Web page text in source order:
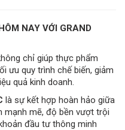
NAY VỚI GRAND
chỉ giúp thực phẩm
ưu quy trình chế biến, giảm
quả kinh doanh.
là sự kết hợp hoàn hảo giữa
mạnh mẽ, độ bền vượt trội
đầu tư thông minh